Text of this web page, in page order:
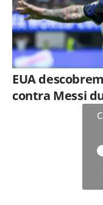
EUA
contra Messi